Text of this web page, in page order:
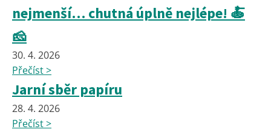
nejmenší… chutná úplně nejlépe! 🍝
🧀
30. 4. 2026
Přečíst >
Jarní sběr papíru
28. 4. 2026
Přečíst >